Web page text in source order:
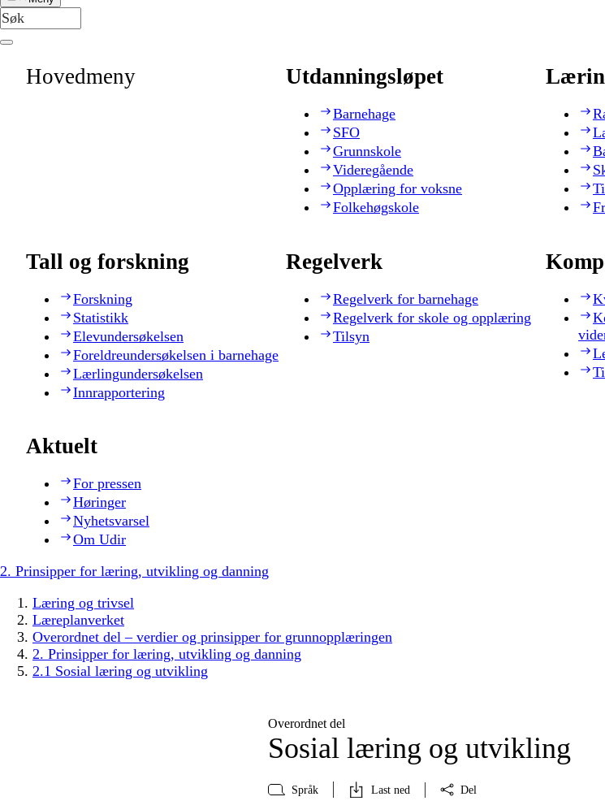
Hovedmeny Utdanningsløpet
Barnehage
SFO
Grunnskole
Videregående
Opplæring for voksne
Folkehøgskole
Tall og forskning
Forskning
Statistikk
Elevundersøkelsen
Foreldreundersøkelsen i barnehage
Lærlingundersøkelsen
Innrapportering
Regelverk
Regelverk for barnehage
Regelverk for skole og opplæring
Tilsyn
Aktuelt
For pressen
Høringer
Nyhetsvarsel
Om Udir
2. Prinsipper for læring, utvikling og danning
Læring og trivsel
Læreplanverket
Overordnet del – verdier og prinsipper for grunnopplæringen
2. Prinsipper for læring, utvikling og danning
2.1 Sosial læring og utvikling
Overordnet del
Sosial læring og utvikling
Språk Last ned Del